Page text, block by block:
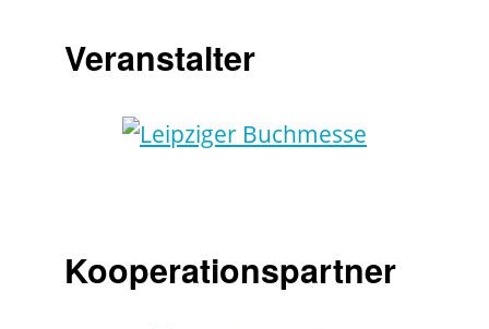
Veranstalter
Kooperationspartner